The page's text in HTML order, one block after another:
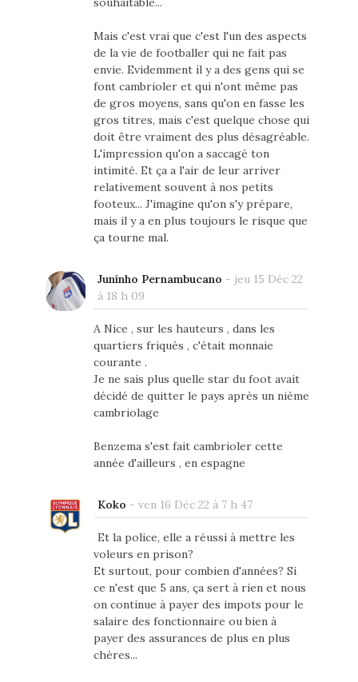
Mais c'est vrai que c'est l'un des aspects
de la vie de footballer qui ne fait pas
envie. Evidemment il y a des gens qui se
font cambrioler et qui n'ont même pas
de gros moyens, sans qu'on en fasse les
gros titres, mais c'est quelque chose qui
doit être vraiment des plus désagréable.
L'impression qu'on a saccagé ton
intimité. Et ça a l'air de leur arriver
relativement souvent à nos petits
footeux... J'imagine qu'on s'y prépare,
mais il y a en plus toujours le risque que
ça tourne mal.
Juninho Pernambucano - jeu 15 Déc 22
à 18 h 09
A Nice , sur les hauteurs , dans les
quartiers friqués , c'était monnaie
courante .
Je ne sais plus quelle star du foot avait
décidé de quitter le pays après un nième
cambriolage
Benzema s'est fait cambrioler cette
année d'ailleurs , en espagne
Koko - ven 16 Déc 22 à 7 h 47
Et la police, elle a réussi à mettre les
voleurs en prison?
Et surtout, pour combien d'années? Si
ce n'est que 5 ans, ça sert à rien et nous
on continue à payer des impots pour le
salaire des fonctionnaire ou bien à
payer des assurances de plus en plus
chères...